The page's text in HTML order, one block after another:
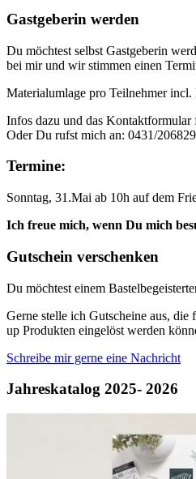
Gastgeberin werden
Du möchtest selbst Gastgeberin
bei mir und wir stimmen einen
Materialumlage pro Teilnehmer
Infos dazu und das Kontaktformular
Oder Du rufst mich an: 0431/
Termine:
Sonntag, 31.Mai ab 10h auf dem
Ich freue mich, wenn Du mich
Gutschein verschenken
Du möchtest einem
Gerne stelle ich Gutscheine aus,
up Produkten eingelöst werden
Schreibe mir gerne eine Nachricht
Jahreskatalog 2025- 2026